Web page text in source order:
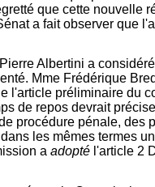
que cette nouvelle
a fait observer que
Albertini a
Mme Frédérique
l'article préliminaire du
de repos devrait
procédure pénale, des
les mêmes termes
a adoptél'article 2